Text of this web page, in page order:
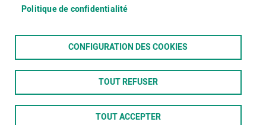
Politique de confidentialité
CONFIGURATION DES COOKIES
TOUT REFUSER
TOUT ACCEPTER
Contact